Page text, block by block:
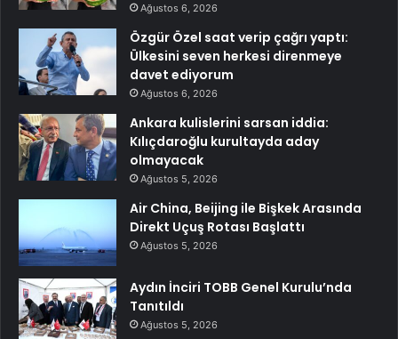
Ağustos 6, 2026
Özgür Özel saat verip çağrı yaptı:
Ülkesini seven herkesi direnmeye
davet ediyorum
Ağustos 6, 2026
Ankara kulislerini sarsan iddia:
Kılıçdaroğlu kurultayda aday
olmayacak
Ağustos 5, 2026
Air China, Beijing ile Bişkek Arasında
Direkt Uçuş Rotası Başlattı
Ağustos 5, 2026
Aydın İnciri TOBB Genel Kurulu’nda
Tanıtıldı
Ağustos 5, 2026